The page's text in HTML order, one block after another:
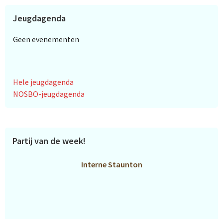
Jeugdagenda
Geen evenementen
Hele jeugdagenda
NOSBO-jeugdagenda
Partij van de week!
Interne Staunton